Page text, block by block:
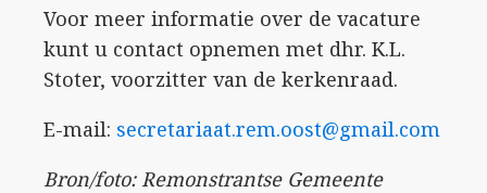
Voor meer informatie over de vacature
kunt u contact opnemen met dhr. K.L.
Stoter, voorzitter van de kerkenraad.
E-mail: secretariaat.rem.oost@gmail.com
Bron/foto: Remonstrantse Gemeente